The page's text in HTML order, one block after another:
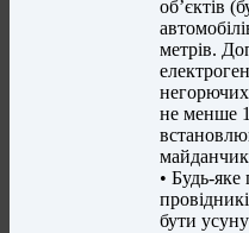
об’єктів
метрів.
негорючих
не менше
• Будь-
бути